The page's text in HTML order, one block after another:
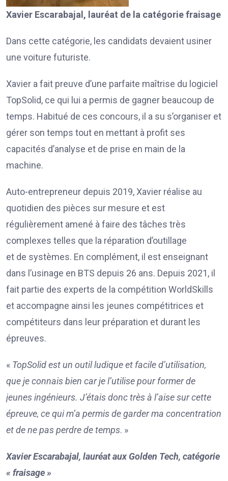
Xavier Escarabajal, lauréat de la catégorie fraisage
Dans cette catégorie, les candidats devaient usiner
une voiture futuriste.
Xavier a fait preuve d’une parfaite maîtrise du logiciel
TopSolid, ce qui lui a permis de gagner beaucoup de
temps. Habitué de ces concours, il a su s’organiser et
gérer son temps tout en mettant à profit ses
capacités d’analyse et de prise en main de la
machine.
Auto-entrepreneur depuis 2019, Xavier réalise au
quotidien des pièces sur mesure et est
régulièrement amené à faire des tâches très
complexes telles que la réparation d’outillage
et de systèmes. En complément, il est enseignant
dans l’usinage en BTS depuis 26 ans. Depuis 2021, il
fait partie des experts de la compétition WorldSkills
et accompagne ainsi les jeunes compétitrices et
compétiteurs dans leur préparation et durant les
épreuves.
« TopSolid est un outil ludique et facile d’utilisation,
que je connais bien car je l’utilise pour former de
jeunes ingénieurs. J’étais donc très à l’aise sur cette
épreuve, ce qui m’a permis de garder ma concentration
et de ne pas perdre de temps. »
Xavier Escarabajal, lauréat aux Golden Tech, catégorie
« fraisage »